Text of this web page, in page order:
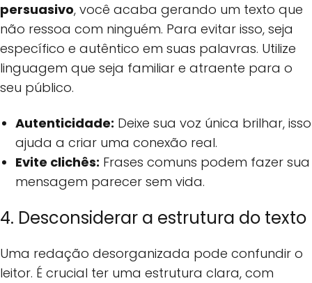
persuasivo, você acaba gerando um texto que
não ressoa com ninguém. Para evitar isso, seja
específico e autêntico em suas palavras. Utilize
linguagem que seja familiar e atraente para o
seu público.
Autenticidade: Deixe sua voz única brilhar, isso
ajuda a criar uma conexão real.
Evite clichês: Frases comuns podem fazer sua
mensagem parecer sem vida.
4. Desconsiderar a estrutura do texto
Uma redação desorganizada pode confundir o
leitor. É crucial ter uma estrutura clara, com